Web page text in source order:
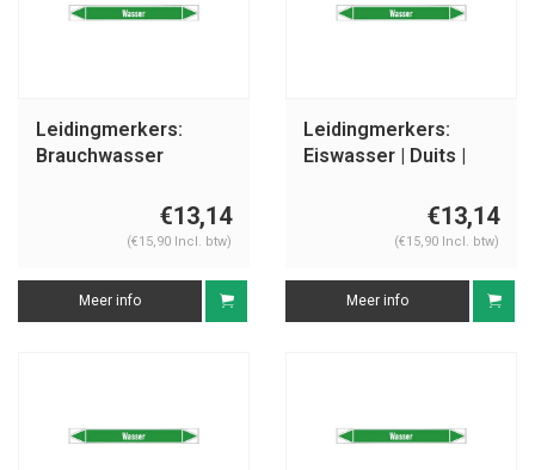
Leidingmerkers:
Brauchwasser
€13,14
(€15,90 Incl. btw)
Meer info
Leidingmerkers:
Eiswasser | Duits |
€13,14
(€15,90 Incl. btw)
Meer info